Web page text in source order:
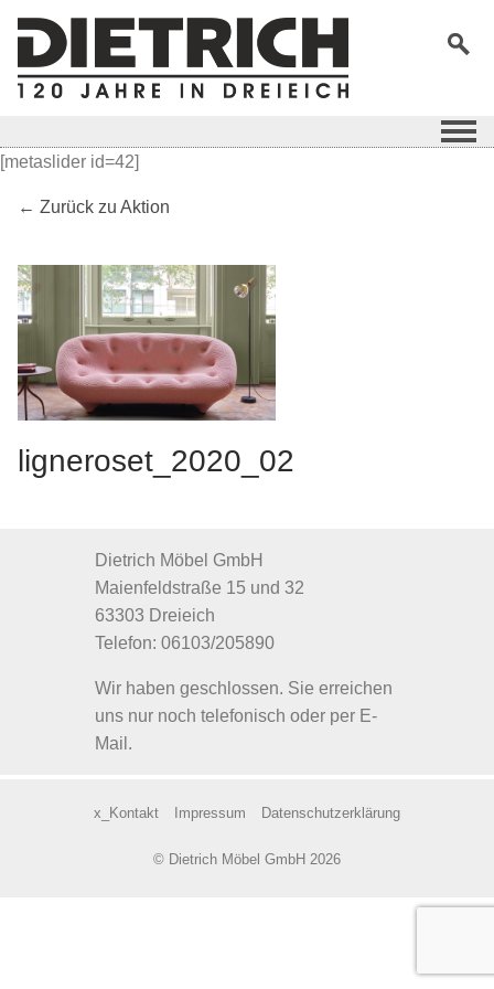
[metaslider id=42]
← Zurück zu Aktion
ligneroset_2020_02
Dietrich Möbel GmbH
Maienfeldstraße 15 und 32
63303 Dreieich
Telefon: 06103/205890
Wir haben geschlossen. Sie erreichen
uns nur noch telefonisch oder per E-
Mail.
x_Kontakt Impressum Datenschutzerklärung
© Dietrich Möbel GmbH 2026